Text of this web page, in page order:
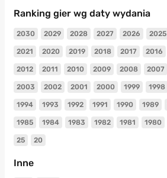
Ranking gier wg daty wydania
2030 2029 2028 2027 2026 2025
2021 2020 2019 2018 2017 2016
2012 2011 2010 2009 2008 2007
2003 2002 2001 2000 1999 1998
1994 1993 1992 1991 1990 1989
1985 1984 1983 1982 1981 1980
25 20
Inne